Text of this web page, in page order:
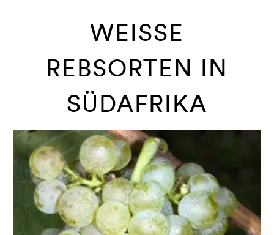
WEISSE R
EBSORTEN IN S
ÜDAFRIKA